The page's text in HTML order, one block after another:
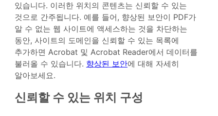
있습니다. 이러한 위치의 콘텐츠는 신뢰할 수 있는
것으로 간주됩니다. 예를 들어, 향상된 보안이 PDF가
알 수 없는 웹 사이트에 액세스하는 것을 차단하는
동안, 사이트의 도메인을 신뢰할 수 있는 목록에
추가하면 Acrobat 및 Acrobat Reader에서 데이터를
불러올 수 있습니다. 향상된 보안에 대해 자세히
알아보세요.
신뢰할 수 있는 위치 구성